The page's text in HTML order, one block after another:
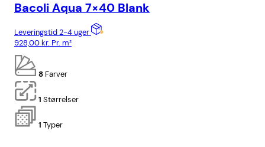
Bacoli Aqua 7×40 Blank
Leveringstid 2-4 uger
928,00kr. Pr. m²
8 Farver
1 Størrelser
1 Typer